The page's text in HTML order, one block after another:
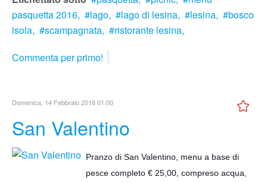
pasquetta 2016,
lago, lago di lesina, lesina,
bosco
isola,
scampagnata,
ristorante lesina,
Commenta per primo!
Domenica, 14 Febbraio 2016 01:00
San Valentino
Pranzo di San Valentino, menu a base di
pesce completo € 25,00, compreso acqua,